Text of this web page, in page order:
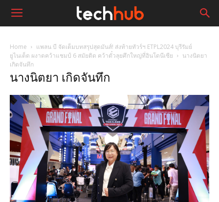
Home
แพลน บี จัดเต็มบทสรุปสุดมันส์! ส่งท้ายทัวร์ฯ ETPL2024 บุรีรัมย์
ยูไนเต็ด ผงาดคว้าแชมป์ 6 สมัยติด คว้าตั๋วลุยศึกใหญ่ที่อินโดนีเซีย
นางนิตยา
เกิดจันทึก
นางนิตยา เกิดจันทึก